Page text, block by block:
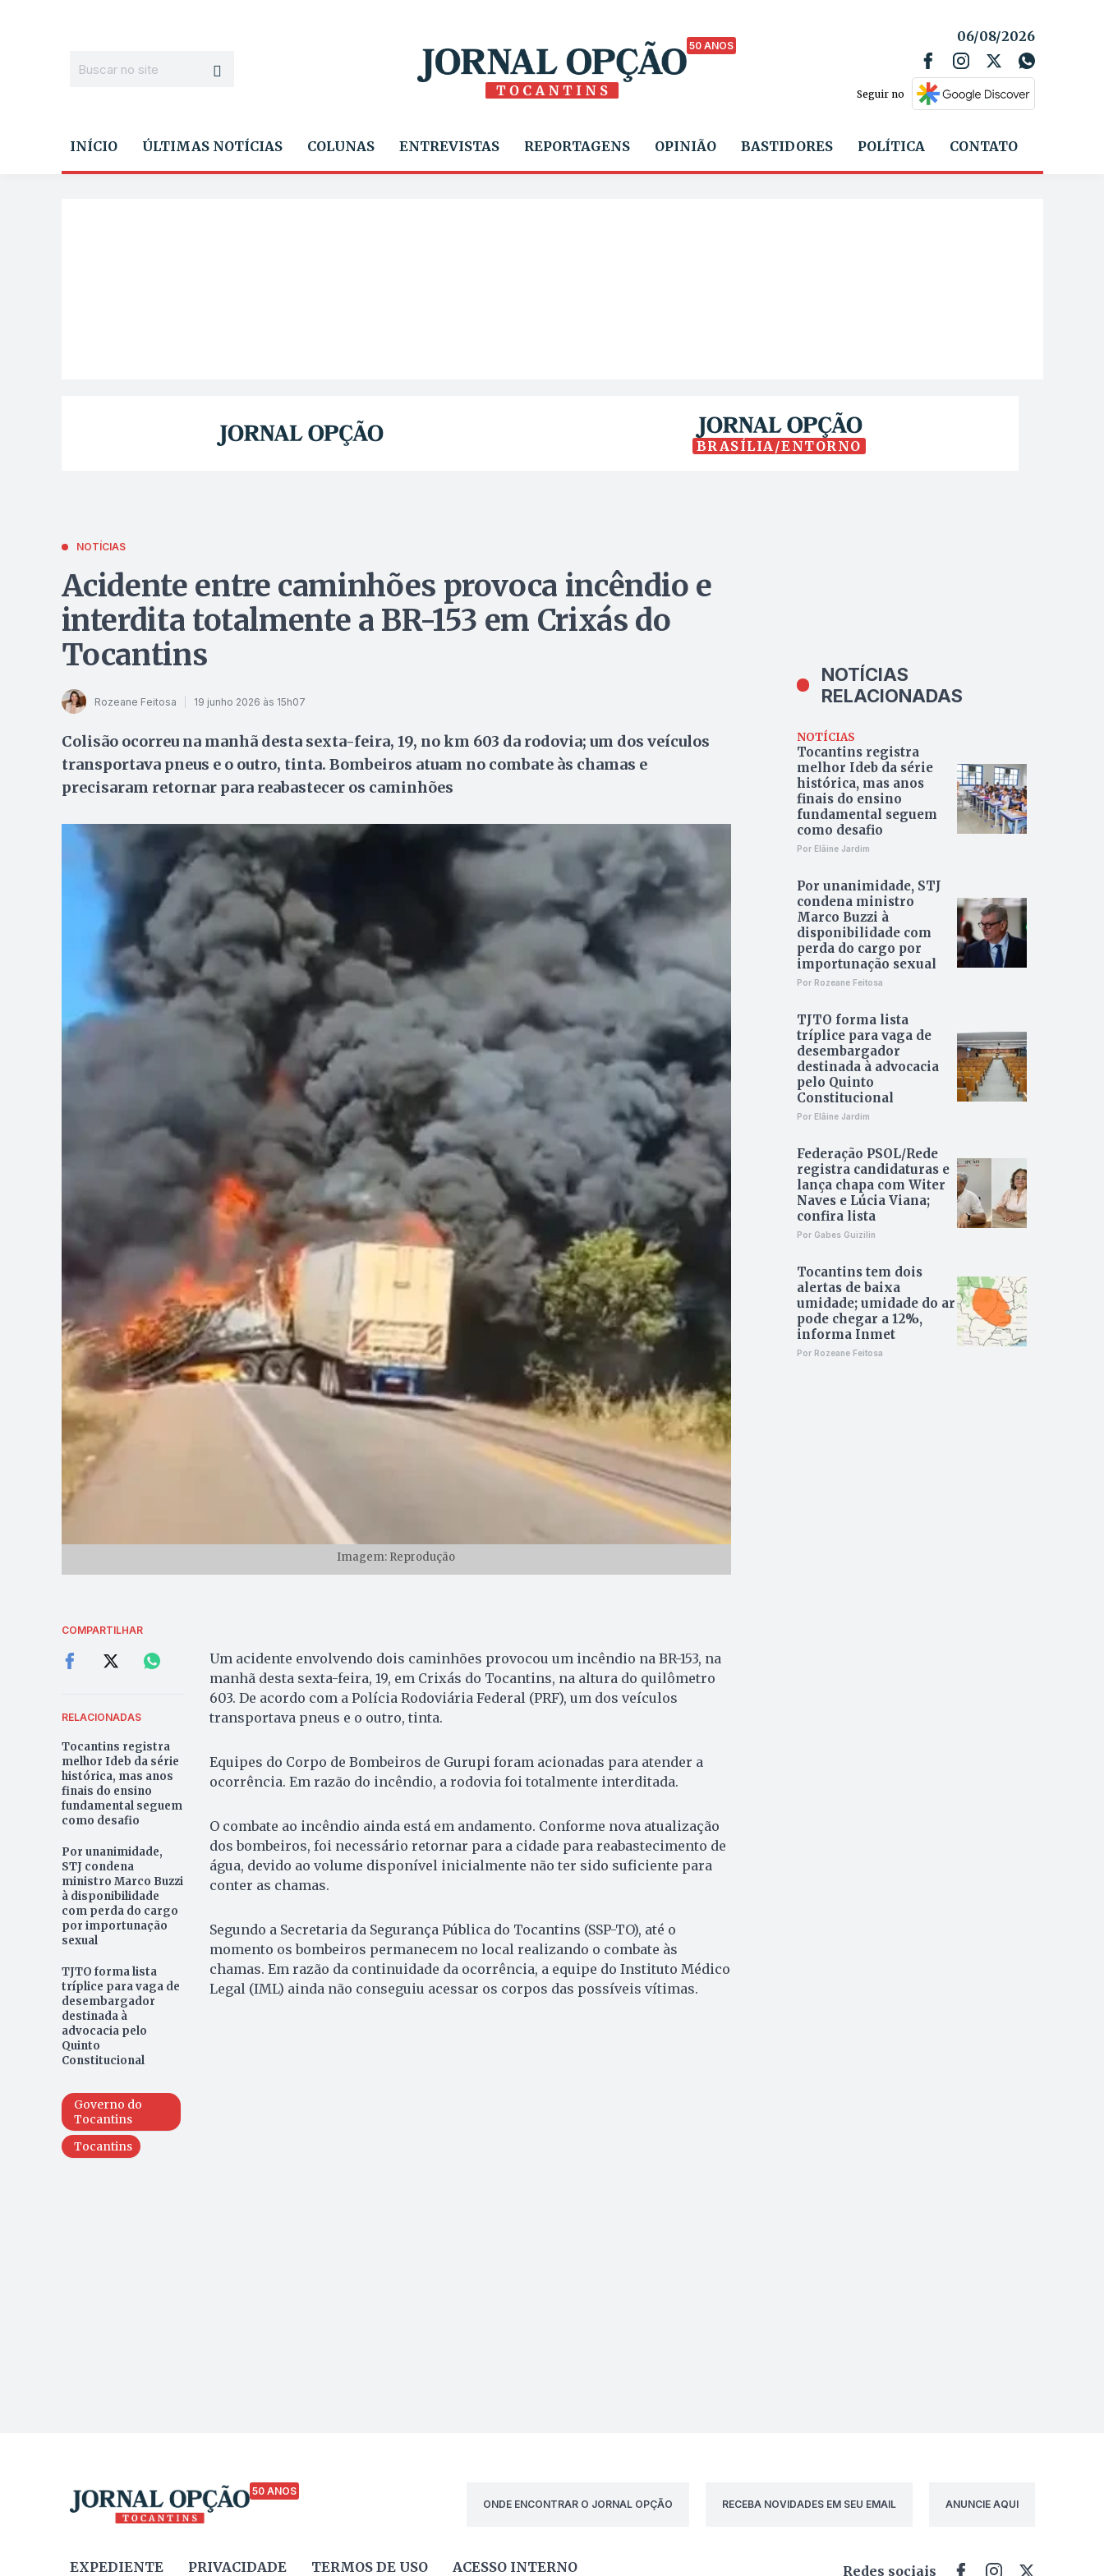
50 ANOS
06/08/2026
Seguir no
INÍCIO ÚLTIMAS NOTÍCIAS COLUNAS ENTREVISTAS REPORTAGENS OPINIÃO BASTIDORES POLÍTICA CONTATO
BRASÍLIA/ENTORNO
NOTÍCIAS
Acidente entre caminhões provoca incêndio e
interdita totalmente a BR-153 em Crixás do
Tocantins
Rozeane Feitosa 19 junho 2026 às 15h07
Colisão ocorreu na manhã desta sexta-feira, 19, no km 603 da rodovia; um dos veículos
transportava pneus e o outro, tinta. Bombeiros atuam no combate às chamas e
precisaram retornar para reabastecer os caminhões
Imagem: Reprodução
COMPARTILHAR
RELACIONADAS
Tocantins registra
melhor Ideb da série
histórica, mas anos
finais do ensino
fundamental seguem
como desafio
Por unanimidade,
STJ condena
ministro Marco Buzzi
à disponibilidade
com perda do cargo
por importunação
sexual
TJTO forma lista
tríplice para vaga de
desembargador
destinada à
advocacia pelo
Quinto
Constitucional
Governo do
Tocantins
Tocantins
Um acidente envolvendo dois caminhões provocou um incêndio na BR-153, na
manhã desta sexta-feira, 19, em Crixás do Tocantins, na altura do quilômetro
603. De acordo com a Polícia Rodoviária Federal (PRF), um dos veículos
transportava pneus e o outro, tinta.
Equipes do Corpo de Bombeiros de Gurupi foram acionadas para atender a
ocorrência. Em razão do incêndio, a rodovia foi totalmente interditada.
O combate ao incêndio ainda está em andamento. Conforme nova atualização
dos bombeiros, foi necessário retornar para a cidade para reabastecimento de
água, devido ao volume disponível inicialmente não ter sido suficiente para
conter as chamas.
Segundo a Secretaria da Segurança Pública do Tocantins (SSP-TO), até o
momento os bombeiros permanecem no local realizando o combate às
chamas. Em razão da continuidade da ocorrência, a equipe do Instituto Médico
Legal (IML) ainda não conseguiu acessar os corpos das possíveis vítimas.
NOTÍCIAS
RELACIONADAS
NOTÍCIAS
Tocantins registra
melhor Ideb da série
histórica, mas anos
finais do ensino
fundamental seguem
como desafio
Por Elâine Jardim
Por unanimidade, STJ
condena ministro
Marco Buzzi à
disponibilidade com
perda do cargo por
importunação sexual
Por Rozeane Feitosa
TJTO forma lista
tríplice para vaga de
desembargador
destinada à advocacia
pelo Quinto
Constitucional
Por Elâine Jardim
Federação PSOL/Rede
registra candidaturas e
lança chapa com Witer
Naves e Lúcia Viana;
confira lista
Por Gabes Guizilin
Tocantins tem dois
alertas de baixa
umidade; umidade do ar
pode chegar a 12%,
informa Inmet
Por Rozeane Feitosa
50 ANOS
ONDE ENCONTRAR O JORNAL OPÇÃO
RECEBA NOVIDADES EM SEU EMAIL ANUNCIE AQUI
EXPEDIENTE PRIVACIDADE TERMOS DE USO ACESSO INTERNO Redes sociais